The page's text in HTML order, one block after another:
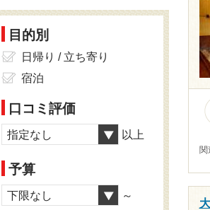
関
目的別
日帰り / 立ち寄り
宿泊
口コミ評価
指定なし 以上
予算
下限なし ～